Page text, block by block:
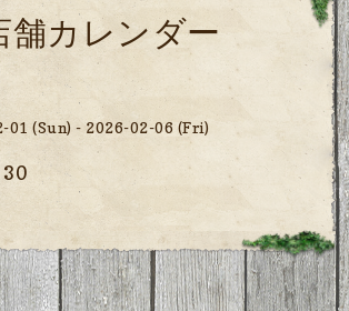
舗カレンダー
01 (Sun) - 2026-02-06 (Fri)